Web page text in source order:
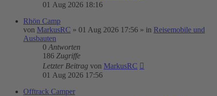
01 Aug 2026 18:16
Rhön Camp
von MarkusRC » 01 Aug 2026 17:56 » in Reisemobile und
Ausbauten
0 Antworten
186 Zugriffe
Letzter Beitrag von MarkusRC
01 Aug 2026 17:56
Offtrack Camper